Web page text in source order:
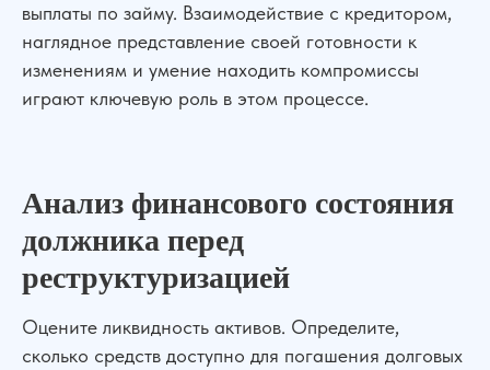
выплаты по займу. Взаимодействие с кредитором,
наглядное представление своей готовности к
изменениям и умение находить компромиссы
играют ключевую роль в этом процессе.
Анализ финансового состояния
должника перед
реструктуризацией
Оцените ликвидность активов. Определите,
сколько средств доступно для погашения долговых